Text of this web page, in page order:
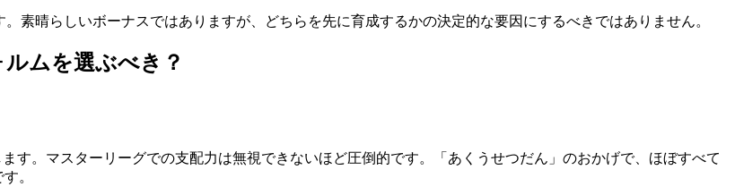
素晴らしいボーナスではありますが、どちらを先に育成するかの決定的な要因にするべきではありません。
ムを選ぶべき？
す。マスターリーグでの支配力は無視できないほど圧倒的です。「あくうせつだん」のおかげで、ほぼすべて
。